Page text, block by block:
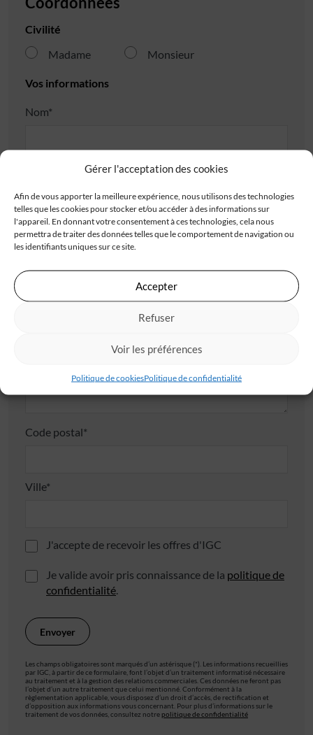
Gérer l'acceptation des cookies
Afin de vous apporter la meilleure expérience, nous utilisons des technologies
telles que les cookies pour stocker et/ou accéder à des informations sur
l'appareil. En donnant votre consentement à ces technologies, cela nous
permettra de traiter des données telles que le comportement de navigation ou
les identifiants uniques sur ce site.
Accepter
Refuser
Voir les préférences
Politique de cookiesPolitique de confidentialité
Civilité
Madame
Monsieur
Vos informations
Nom*
Téléphone*
E-mail*
Code postal*
Ville*
J'accepte de recevoir les offres d'IGC
Je valide avoir pris connaissance de la politique de
confidentialité.
Les champs obligatoires sont marqués d’un astérisque (*). Les informations recueillies
par IGC, à partir de ce formulaire, font l’objet d’un traitement informatisé nécessaire
au traitement et à la gestion des relations commerciales. Ces données ne feront pas
l’objet d’un autre traitement que celui mentionné. Conformément à la
règlementation applicable, vous disposez d’un droit d’accès, de rectification et
d’opposition aux informations vous concernant. Pour plus d’informations sur le
traitement de vos données, consultez notre politique de confidentialité